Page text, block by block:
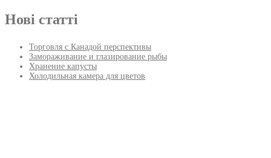
Нові статті
Торговля с Канадой перспективы
Замораживание и глазирование рыбы
Хранение капусты
Холодильная камера для цветов